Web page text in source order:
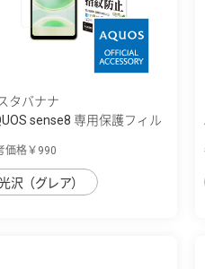
タバナナ
sense8 専用保護フィル
価格￥990
沢（グレア）